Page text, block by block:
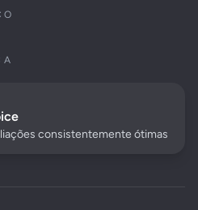
consistentemente ótimas